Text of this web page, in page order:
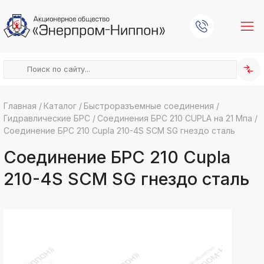
k
ksldkfjsdlfkjsls;ldfkgjsdl;kfkфыва
ksldkfjsdlfkjsls;ldfkgjsdl;kfkфыва
ksldkfjsdlfkjsls;ldfkgjsdl;kfkфыва
ksldkfjsdlfkjsls;ldfkgjsdl;kfkфыва
Главная / Каталог / Быстроразъемные соединения /
Гидравлические БРС / Соединения БРС 210 CUPLA на 21 Мпа /
Соединение БРС 210 Cupla 210-4S SCM SG гнездо сталь
Соединение БРС 210 Cupla
210-4S SCM SG гнездо сталь